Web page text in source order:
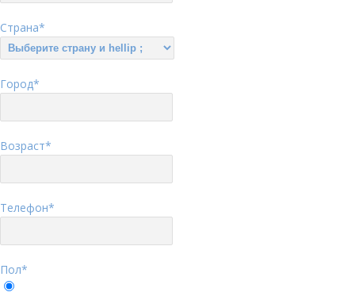
Страна*
Город*
Возраст*
Телефон*
Пол*